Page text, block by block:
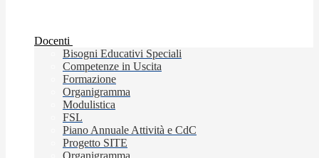
Docenti
Bisogni Educativi Speciali
Competenze in Uscita
Formazione
Organigramma
Modulistica
FSL
Piano Annuale Attività e CdC
Progetto SITE